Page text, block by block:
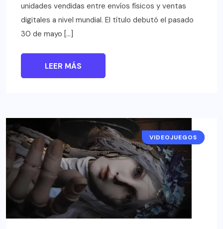
unidades vendidas entre envíos físicos y ventas
digitales a nivel mundial. El título debutó el pasado
30 de mayo […]
LEER MÁS
NOTICIAS
VIDEOJUEGOS